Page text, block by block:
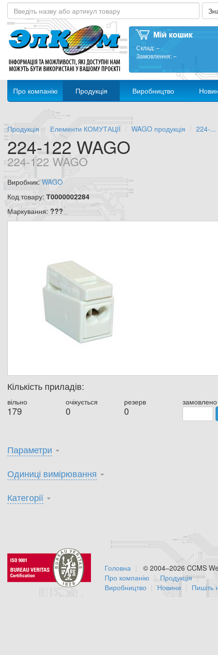
Склад:–
Замовлення:–
Про компанію Продукція Виробництво
Продукція Елементи КОМУТАЦІЇ WAGO продукція 224-...
224-122 WAGO
224-122 WAGO
Виробник:WAGO
Код товару: Т0000002284
Маркування: ???
Кількість приладів:
вільно
179
очікується
0
резерв
0
замовлено
Параметри
Одиниці вимірювання
Категорії
© 2004–2026 CCMS
Головна
Про компанію
Продукція
Виробництво
Новини Пишіть